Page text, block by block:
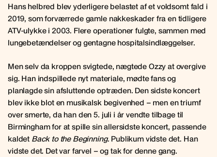
Hans helbred blev yderligere belastet af et voldsomt fald i
2019, som forværrede gamle nakkeskader fra en tidligere
ATV-ulykke i 2003. Flere operationer fulgte, sammen med
lungebetændelser og gentagne hospitalsindlæggelser.
Men selv da kroppen svigtede, nægtede Ozzy at overgive
sig. Han indspillede nyt materiale, mødte fans og
planlagde sin afsluttende optræden. Den sidste koncert
blev ikke blot en musikalsk begivenhed – men en triumf
over smerte, da han den 5. juli i år vendte tilbage til
Birmingham for at spille sin allersidste koncert, passende
kaldet Back to the Beginning. Publikum vidste det. Han
vidste det. Det var farvel – og tak for denne gang.